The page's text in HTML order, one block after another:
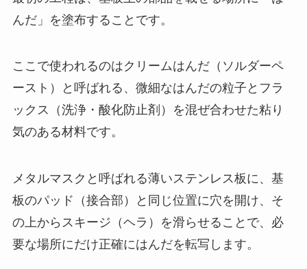
んだ」を塗布することです。
ここで使われるのはクリームはんだ（ソルダーペ
ースト）と呼ばれる、微細なはんだの粒子とフラ
ックス（洗浄・酸化防止剤）を混ぜ合わせた粘り
気のある材料です。
メタルマスクと呼ばれる薄いステンレス板に、基
板のパッド（接合部）と同じ位置に穴を開け、そ
の上からスキージ（ヘラ）を滑らせることで、必
要な場所にだけ正確にはんだを転写します。